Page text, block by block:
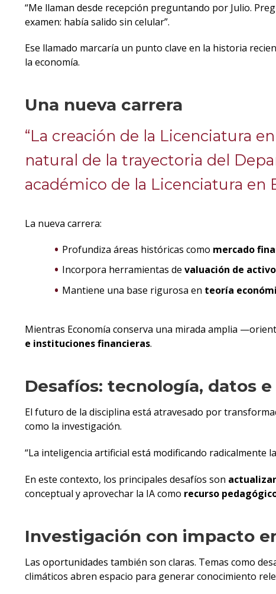
“Me llaman desde recepción preguntando por Julio.
examen: había salido sin celular”.
Ese llamado marcaría un punto clave en la historia
la economía.
Una nueva carrera
“La creación de la Licenciatura
natural de la trayectoria del
académico de la Licenciatura en
La nueva carrera:
Profundiza áreas históricas como mercado
Incorpora herramientas de valuación de
Mantiene una base rigurosa en teoría
Mientras Economía conserva una mirada amplia
e instituciones financieras.
Desafíos: tecnología, datos
El futuro de la disciplina está atravesado por
como la investigación.
“La inteligencia artificial está modificando radicalmente
En este contexto, los principales desafíos son actualizar
conceptual y aprovechar la IA como recurso
Investigación con impacto
Las oportunidades también son claras. Temas como
climáticos abren espacio para generar conocimiento